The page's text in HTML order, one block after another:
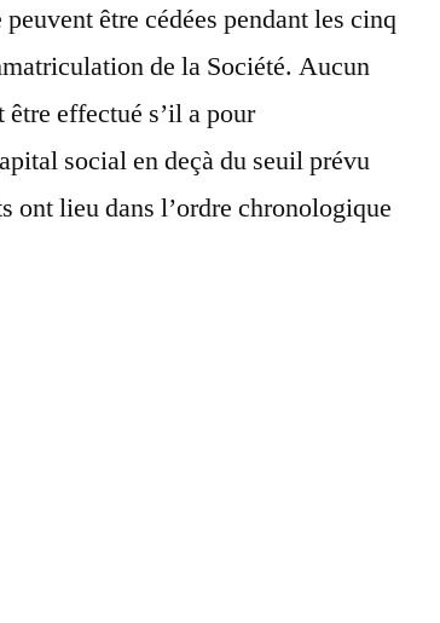
être cédées pendant les cinq
de la Société. Aucun
effectué s’il a pour
social en deçà du seuil prévu
ont lieu dans l’ordre chronologique